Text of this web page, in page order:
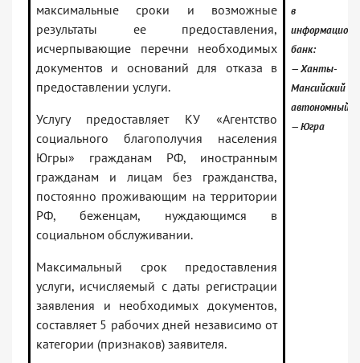
максимальные сроки и возможные
результаты ее предоставления,
исчерпывающие перечни необходимых
документов и оснований для отказа в
предоставлении услуги.
Услугу предоставляет КУ «Агентство
социального благополучия населения
Югры» гражданам РФ, иностранным
гражданам и лицам без гражданства,
постоянно проживающим на территории
РФ, беженцам, нуждающимся в
социальном обслуживании.
Максимальный срок предоставления
услуги, исчисляемый с даты регистрации
заявления и необходимых документов,
составляет 5 рабочих дней независимо от
категории (признаков) заявителя.
в
банк:
— Ханты-
Мансийский
автономный
— Югра